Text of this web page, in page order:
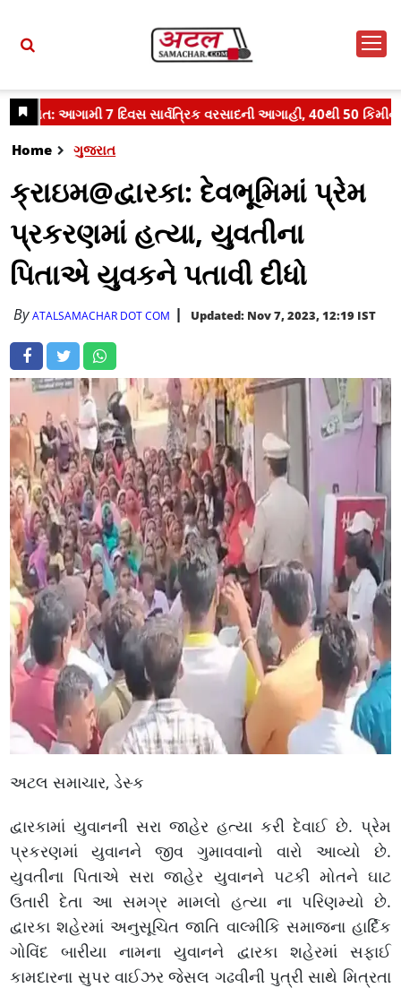
Home ગુજરાત
ક્રાઇમ@દ્વારકા: દેવભૂમિમાં પ્રેમ
પ્રકરણમાં હત્યા, યુવતીના
પિતાએ યુવકને પતાવી દીધો
ByATALSAMACHAR DOT COM Updated: Nov 7, 2023, 12:19 IST
અટલ સમાચાર, ડેસ્ક
દ્વારકામાં યુવાનની સરા જાહેર હત્યા કરી દેવાઈ છે. પ્રેમ
પ્રકરણમાં યુવાનને જીવ ગુમાવવાનો વારો આવ્યો છે.
યુવતીના પિતાએ સરા જાહેર યુવાનને પટકી મોતને ઘાટ
ઉતારી દેતા આ સમગ્ર મામલો હત્યા ના પરિણમ્યો છે.
દ્વારકા શહેરમાં અનુસૂચિત જાતિ વાલ્મીકિ સમાજના હાર્દિક
ગોવિંદ બારીયા નામના યુવાનને દ્વારકા શહેરમાં સફાઈ
કામદારના સુપર વાઈઝર જેસલ ગઢવીની પુત્રી સાથે મિત્રતા